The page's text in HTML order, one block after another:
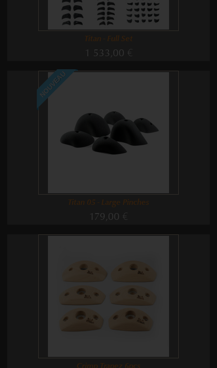
Titan - Full Set
1 533,00 €
NOUVEAU
Titan 05 - Large Pinches
179,00 €
Crimp Trapez 6pcs